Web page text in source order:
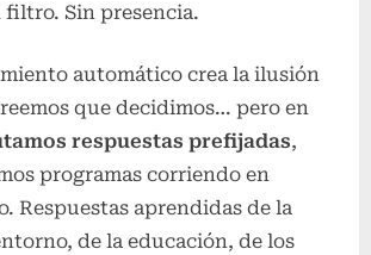
filtro. Sin presencia.
automático crea la ilusión
que decidimos… pero en
respuestas prefijadas,
programas corriendo en
Respuestas aprendidas de la
de la educación, de los